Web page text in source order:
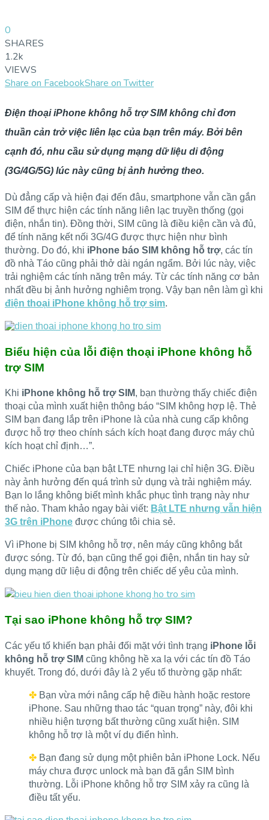
0
SHARES
1.2k
VIEWS
Share on FacebookShare on Twitter
Điện thoại iPhone không hỗ trợ SIM không chỉ đơn
thuần cản trở việc liên lạc của bạn trên máy. Bởi bên
cạnh đó, nhu cầu sử dụng mạng dữ liệu di động
(3G/4G/5G) lúc này cũng bị ảnh hưởng theo.
Dù đẳng cấp và hiện đại đến đâu, smartphone vẫn cần gắn
SIM để thực hiện các tính năng liên lạc truyền thống (gọi
điện, nhắn tin). Đồng thời, SIM cũng là điều kiện cần và đủ,
để tính năng kết nối 3G/4G được thực hiện như bình
thường. Do đó, khi iPhone báo SIM không hỗ trợ, các tín
đồ nhà Táo cũng phải thở dài ngán ngẩm. Bởi lúc này, việc
trải nghiệm các tính năng trên máy. Từ các tính năng cơ bản
nhất đều bị ảnh hưởng nghiêm trọng. Vậy bạn nên làm gì khi
điện thoại iPhone không hỗ trợ sim.
Biểu hiện của lỗi điện thoại iPhone không hỗ
trợ SIM
Khi iPhone không hỗ trợ SIM, bạn thường thấy chiếc điện
thoại của mình xuất hiện thông báo “SIM không hợp lệ. Thẻ
SIM bạn đang lắp trên iPhone là của nhà cung cấp không
được hỗ trợ theo chính sách kích hoạt đang được máy chủ
kích hoạt chỉ định…”.
Chiếc iPhone của bạn bật LTE nhưng lại chỉ hiện 3G. Điều
này ảnh hưởng đến quá trình sử dụng và trải nghiệm máy.
Bạn lo lắng không biết mình khắc phục tình trạng này như
thế nào. Tham khảo ngay bài viết: Bật LTE nhưng vẫn hiện
3G trên iPhone được chúng tôi chia sẻ.
Vì iPhone bị SIM không hỗ trợ, nên máy cũng không bắt
được sóng. Từ đó, bạn cũng thể gọi điện, nhắn tin hay sử
dụng mạng dữ liệu di động trên chiếc dế yêu của mình.
Tại sao iPhone không hỗ trợ SIM?
Các yếu tố khiến bạn phải đối mặt với tình trạng iPhone lỗi
không hỗ trợ SIM cũng không hề xa lạ với các tín đồ Táo
khuyết. Trong đó, dưới đây là 2 yếu tố thường gặp nhất:
✤ Bạn vừa mới nâng cấp hệ điều hành hoặc restore
iPhone. Sau những thao tác “quan trọng” này, đôi khi
nhiều hiện tượng bất thường cũng xuất hiện. SIM
không hỗ trợ là một ví dụ điển hình.
✤ Bạn đang sử dụng một phiên bản iPhone Lock. Nếu
máy chưa được unlock mà bạn đã gắn SIM bình
thường. Lỗi iPhone không hỗ trợ SIM xảy ra cũng là
điều tất yếu.